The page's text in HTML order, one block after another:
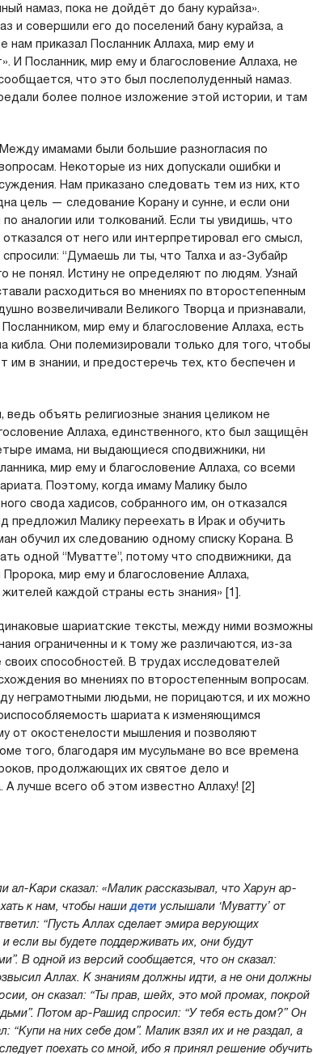
намаз, пока не дойдёт до бану курайза».
и совершили его до поселений бану курайза, а
приказал Посланник Аллаха, мир ему и
И Посланник, мир ему и благословение Аллаха, не
что это был послеполуденный намаз.
более полное изложение этой истории, и там
имамами были большие разногласия по
Некоторые из них допускали ошибки и
Нам приказано следовать тем из них, кто
цель — следование Корану и сунне, и если они
аналогии или толкований. Если ты увидишь, что
от него или интерпретировал его смысл,
“Думаешь ли ты, что Талха и аз-Зубайр
не понял. Истину не определяют по людям. Узнай
расходиться во мнениях по второстепенным
возвеличивали Великого Творца и признавали,
мир ему и благословение Аллаха, есть
кибла. Они полемизировали только для того, чтобы
им в знании, и предостеречь тех, кто беспечен и
объять религиозные знания целиком не
Аллаха, единственного, кто был защищён
имама, ни выдающиеся сподвижники, ни
мир ему и благословение Аллаха, со всеми
Поэтому, когда имаму Малику было
свода хадисов, собранного им, он отказался
предложил Малику переехать в Ирак и обучить
обучил их следованию одному списку Корана. В
одной “Муватте”, потому что сподвижники, да
мир ему и благословение Аллаха,
каждой страны есть знания» [1].
шариатские тексты, между ними возможны
ограниченны и к тому же различаются, из-за
способностей. В трудах исследователей
во мнениях по второстепенным вопросам.
неграмотными людьми, не порицаются, и их можно
шариата к изменяющимся
от окостенелости мышления и позволяют
того, благодаря им мусульмане во все времена
продолжающих их святое дело и
лучше всего об этом известно Аллаху! [2]
Кари сказал: «Малик рассказывал, что Харун ар-
к нам, чтобы нашидетиуслышали ‘Муватту’ от
“Пусть Аллах сделает эмира верующих
если вы будете поддерживать их, они будут
В одной из версий сообщается, что он сказал:
Аллах. К знаниям должны идти, а не они должны
он сказал: “Ты прав, шейх, это мой промах, покрой
Потом ар-Рашид спросил: “У тебя есть дом?” Он
“Купи на них себе дом”. Малик взял их и не раздал, а
поехать со мной, ибо я принял решение обучить